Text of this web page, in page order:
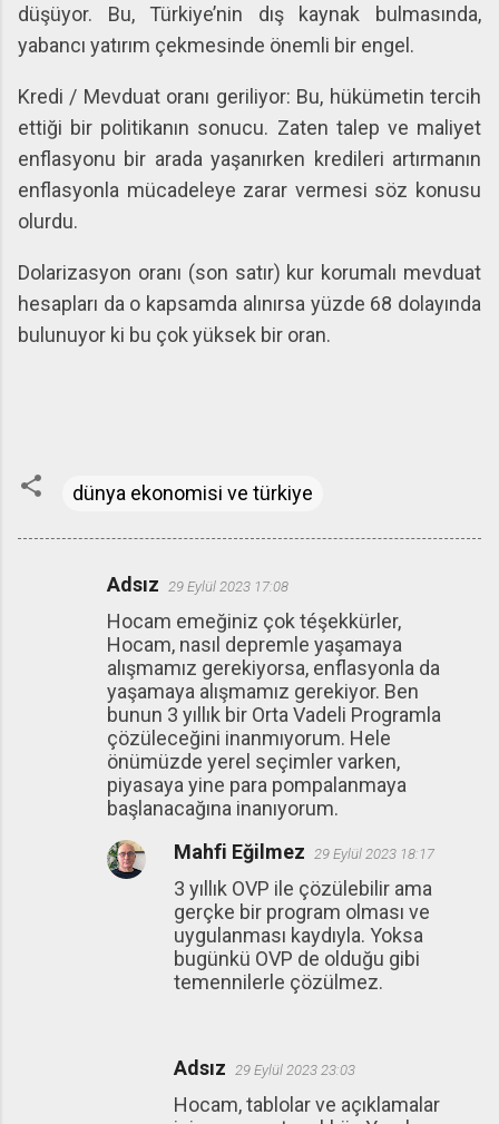
düşüyor. Bu, Türkiye’nin dış kaynak bulmasında,
yabancı yatırım çekmesinde önemli bir engel.
Kredi / Mevduat oranı geriliyor: Bu, hükümetin tercih
ettiği bir politikanın sonucu. Zaten talep ve maliyet
enflasyonu bir arada yaşanırken kredileri artırmanın
enflasyonla mücadeleye zarar vermesi söz konusu
olurdu.
Dolarizasyon oranı (son satır) kur korumalı mevduat
hesapları da o kapsamda alınırsa yüzde 68 dolayında
bulunuyor ki bu çok yüksek bir oran.
dünya ekonomisi ve türkiye
Adsız 29 Eylül 2023 17:08
Hocam emeğiniz çok téşekkürler,
Hocam, nasıl depremle yaşamaya
alışmamız gerekiyorsa, enflasyonla da
yaşamaya alışmamız gerekiyor. Ben
bunun 3 yıllık bir Orta Vadeli Programla
çözüleceğini inanmıyorum. Hele
önümüzde yerel seçimler varken,
piyasaya yine para pompalanmaya
başlanacağına inanıyorum.
Mahfi Eğilmez
29 Eylül 2023 18:17
3 yıllık OVP ile çözülebilir ama
gerçke bir program olması ve
uygulanması kaydıyla. Yoksa
bugünkü OVP de olduğu gibi
temennilerle çözülmez.
Adsız 29 Eylül 2023 23:03
Hocam, tablolar ve açıklamalar